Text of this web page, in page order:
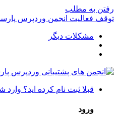
رفتن به مطلب
توقف فعالیت انجمن وردپرس
مشکلات دیگر
قبلا ثبت نام کرده اید؟ وارد
ورود